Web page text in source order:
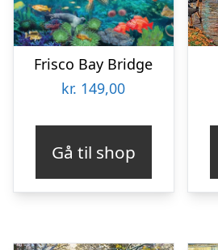
Frisco Bay Bridge
kr. 149,00
Gå til shop